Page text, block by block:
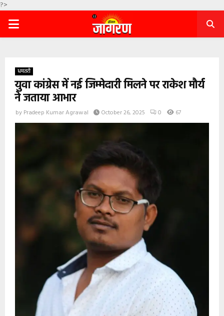
?>
PRIMARY
धमतरी
युवा कांग्रेस में नई जिम्मेदारी मिलने पर राकेश मौर्य
ने जताया आभार
by Pradeep Kumar Agrawal October 26, 2025 0 67